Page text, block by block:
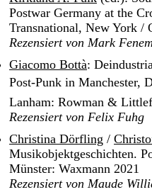
Postwar Germany at the
Transnational, New York /
Rezensiert von Mark
Giacomo Bottà:
Post-Punk in
Lanham: Rowman &
Rezensiert von Felix Fuhg
Christina Dörfling /
Musikobjektgeschichten.
Münster: Waxmann 2021
Rezensiert von Maude